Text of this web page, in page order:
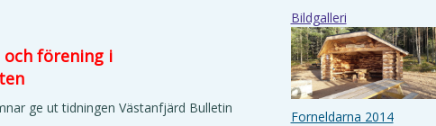
förening i
ge ut tidningen Västanfjärd Bulletin
Bildgalleri
Forneldarna 2014